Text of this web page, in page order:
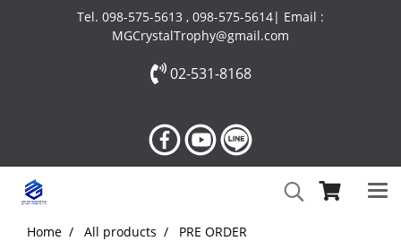
Tel. 098-575-5613 , 098-575-5614| Email :
MGCrystalTrophy@gmail.com
02-531-8168
Home All products
PRE ORDER